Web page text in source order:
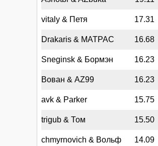
vitaly & Петя 17.31
Drakaris & MATPAC 16.68
Sneginsk & Бормэн 16.23
Вован & AZ99 16.23
avk & Parker 15.75
trigub & Том 15.50
chmyrnovich & Вольф 14.09